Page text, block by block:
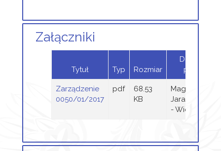
Załączniki
Tytuł Typ Rozmiar
Dodany
przez
Zarządzenie
0050/01/2017
pdf
68.53
KB
Magdalena
Jaraczewska
- Wieczorek